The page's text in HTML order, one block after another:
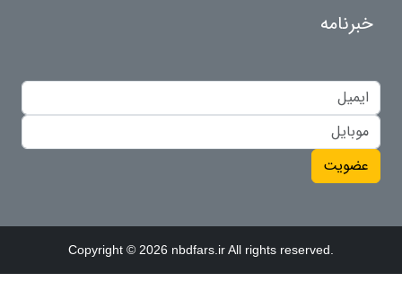
خبرنامه
عضویت
Copyright © 2026 nbdfars.ir All rights reserved.